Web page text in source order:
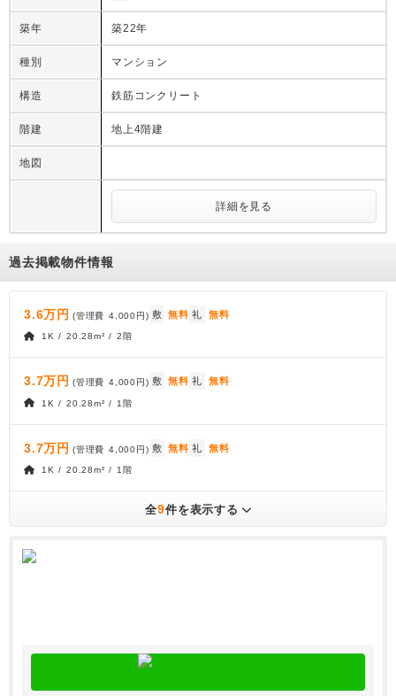
築年 築22年
種別 マンション
構造 鉄筋コンクリート
階建 地上4階建
地図
詳細を見る
過去掲載物件情報
3.6万円 (管理費 4,000円) 敷 無料 礼 無料
1K / 20.28m² / 2階
3.7万円 (管理費 4,000円 ) 敷 無料 礼 無料
1K / 20.28m² / 1階
3.7万円 (管理費 4,000円) 敷 無料 礼 無料
1K / 20.28m² / 1階
全9件を表示する